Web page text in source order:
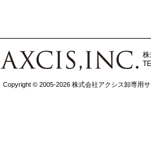
株
Copyright © 2005-2026 株式会社アクシス卸専用